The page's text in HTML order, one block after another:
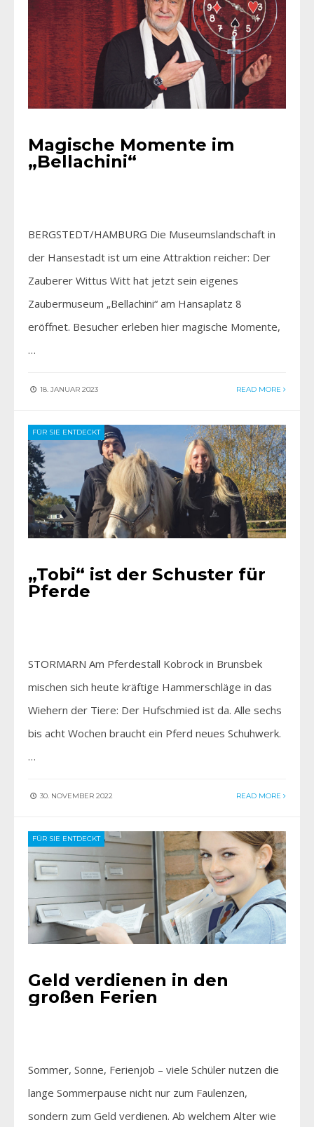
Magische Momente im
„Bellachini“
BERGSTEDT/HAMBURG Die Museumslandschaft in
der Hansestadt ist um eine Attraktion reicher: Der
Zauberer Wittus Witt hat jetzt sein eigenes
Zaubermuseum „Bellachini“ am Hansaplatz 8
eröffnet. Besucher erleben hier magische Momente,
…
18. JANUAR 2023 READ MORE
FÜR SIE ENTDECKT
„Tobi“ ist der Schuster für
Pferde
STORMARN Am Pferdestall Kobrock in Brunsbek
mischen sich heute kräftige Hammerschläge in das
Wiehern der Tiere: Der Hufschmied ist da. Alle sechs
bis acht Wochen braucht ein Pferd neues Schuhwerk.
…
30. NOVEMBER 2022 READ MORE
FÜR SIE ENTDECKT
Geld verdienen in den
großen Ferien
Sommer, Sonne, Ferienjob – viele Schüler nutzen die
lange Sommerpause nicht nur zum Faulenzen,
sondern zum Geld verdienen. Ab welchem Alter wie